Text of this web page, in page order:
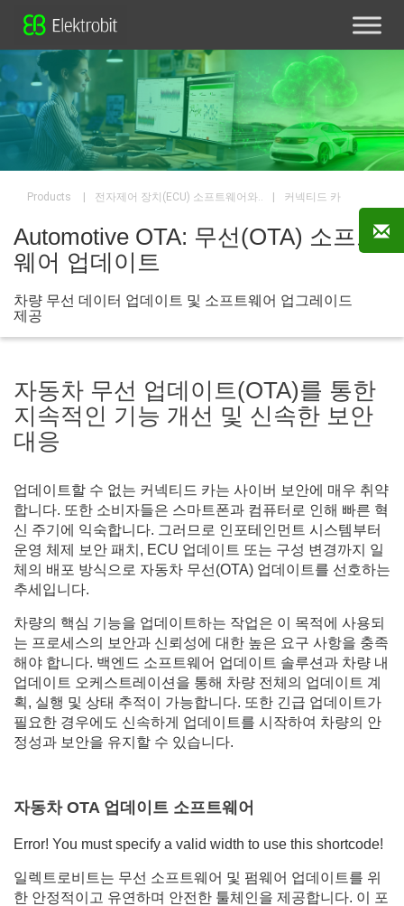
Products | 전자제어 장치(ECU) 소프트웨어와.. | 커넥티드 카
Automotive OTA: 무선(OTA) 소프트
웨어 업데이트
차량 무선 데이터 업데이트 및 소프트웨어 업그레이드
제공
자동차 무선 업데이트(OTA)를 통한
지속적인 기능 개선 및 신속한 보안
대응
업데이트할 수 없는 커넥티드 카는 사이버 보안에 매우 취약
합니다. 또한 소비자들은 스마트폰과 컴퓨터로 인해 빠른 혁
신 주기에 익숙합니다. 그러므로 인포테인먼트 시스템부터
운영 체제 보안 패치, ECU 업데이트 또는 구성 변경까지 일
체의 배포 방식으로 자동차 무선(OTA) 업데이트를 선호하는
추세입니다.
차량의 핵심 기능을 업데이트하는 작업은 이 목적에 사용되
는 프로세스의 보안과 신뢰성에 대한 높은 요구 사항을 충족
해야 합니다. 백엔드 소프트웨어 업데이트 솔루션과 차량 내
업데이트 오케스트레이션을 통해 차량 전체의 업데이트 계
획, 실행 및 상태 추적이 가능합니다. 또한 긴급 업데이트가
필요한 경우에도 신속하게 업데이트를 시작하여 차량의 안
정성과 보안을 유지할 수 있습니다.
자동차 OTA 업데이트 소프트웨어
Error! You must specify a valid width to use this shortcode!
일렉트로비트는 무선 소프트웨어 및 펌웨어 업데이트를 위
한 안정적이고 유연하며 안전한 툴체인을 제공합니다. 이 포